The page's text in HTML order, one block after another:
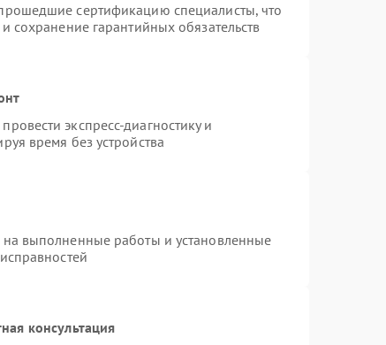
сертификацию специалисты, что
сохранение гарантийных обязательств
экспресс-диагностику и
время без устройства
на выполненные работы и установленные
консультация